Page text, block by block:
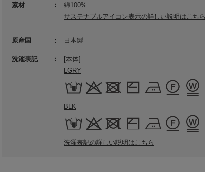
素材
綿100%
サステナブルアイコン表示の詳しい説明はこちら
原産国 日本製
洗濯表記
[本体]
LGRY
BLK
洗濯表記の詳しい説明はこちら